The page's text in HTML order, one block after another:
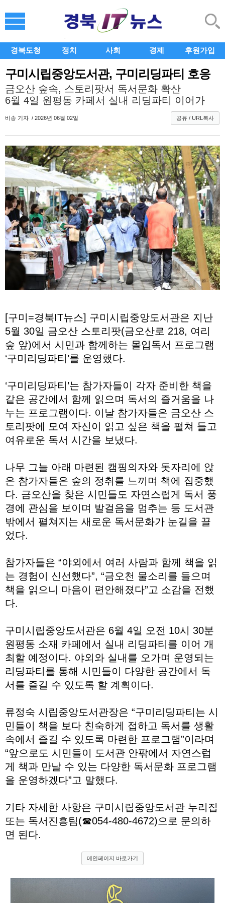
경북도청 정치 사회 경제 후원가입
구미시립중앙도서관, 구미리딩파티 호응
금오산 숲속, 스토리팟서 독서문화 확산
6월 4일 원평동 카페서 실내 리딩파티 이어가
비송 기자 / 2026년 06월 02일 공유 / URL복사
[구미=경북IT뉴스] 구미시립중앙도서관은 지난
5월 30일 금오산 스토리팟(금오산로 218, 여리
숲 앞)에서 시민과 함께하는 몰입독서 프로그램
‘구미리딩파티’를 운영했다.
‘구미리딩파티’는 참가자들이 각자 준비한 책을
같은 공간에서 함께 읽으며 독서의 즐거움을 나
누는 프로그램이다. 이날 참가자들은 금오산 스
토리팟에 모여 자신이 읽고 싶은 책을 펼쳐 들고
여유로운 독서 시간을 보냈다.
나무 그늘 아래 마련된 캠핑의자와 돗자리에 앉
은 참가자들은 숲의 정취를 느끼며 책에 집중했
다. 금오산을 찾은 시민들도 자연스럽게 독서 풍
경에 관심을 보이며 발걸음을 멈추는 등 도서관
밖에서 펼쳐지는 새로운 독서문화가 눈길을 끌
었다.
참가자들은 “야외에서 여러 사람과 함께 책을 읽
는 경험이 신선했다”, “금오천 물소리를 들으며
책을 읽으니 마음이 편안해졌다”고 소감을 전했
다.
구미시립중앙도서관은 6월 4일 오전 10시 30분
원평동 소재 카페에서 실내 리딩파티를 이어 개
최할 예정이다. 야외와 실내를 오가며 운영되는
리딩파티를 통해 시민들이 다양한 공간에서 독
서를 즐길 수 있도록 할 계획이다.
류정숙 시립중앙도서관장은 “구미리딩파티는 시
민들이 책을 보다 친숙하게 접하고 독서를 생활
속에서 즐길 수 있도록 마련한 프로그램”이라며
“앞으로도 시민들이 도서관 안팎에서 자연스럽
게 책과 만날 수 있는 다양한 독서문화 프로그램
을 운영하겠다”고 말했다.
기타 자세한 사항은 구미시립중앙도서관 누리집
또는 독서진흥팀(☎054-480-4672)으로 문의하
면 된다.
메인페이지 바로가기